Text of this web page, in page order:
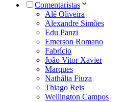
Comentaristas
Alê Oliveira
Alexandre Simões
Edu Panzi
Emerson Romano
Fabrício
João Vitor Xavier
Marques
Nathália Fiuza
Thiago Reis
Wellington Campos